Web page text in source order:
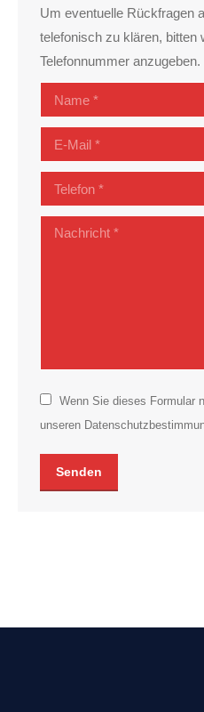
Um eventuelle Rückfragen
telefonisch zu klären, bitten
Telefonnummer anzugeben.
Name *
E-Mail *
Telefon *
Nachricht *
Wenn Sie dieses Formular
unseren
Senden